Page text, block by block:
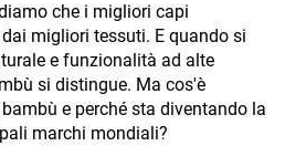
che i migliori capi
migliori tessuti. E quando si
e funzionalità ad alte
si distingue. Ma cos'è
e perché sta diventando la
marchi mondiali?